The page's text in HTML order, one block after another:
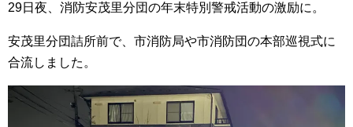
29日夜、消防安茂里分団の年末特別警戒活動の激励に。
安茂里分団詰所前で、市消防局や市消防団の本部巡視式に
合流しました。